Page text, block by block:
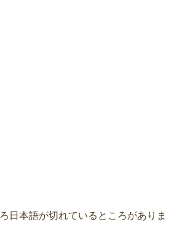
日本語が切れているところがありま